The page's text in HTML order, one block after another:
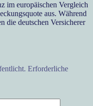
im europäischen Vergleich
aus. Während
die deutschen Versicherer
Erforderliche